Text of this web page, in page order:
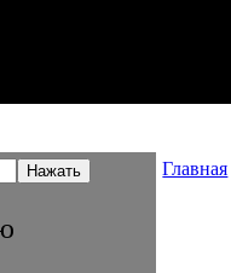
Главная